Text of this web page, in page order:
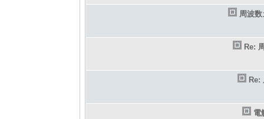
周波
Re:
Re:
電